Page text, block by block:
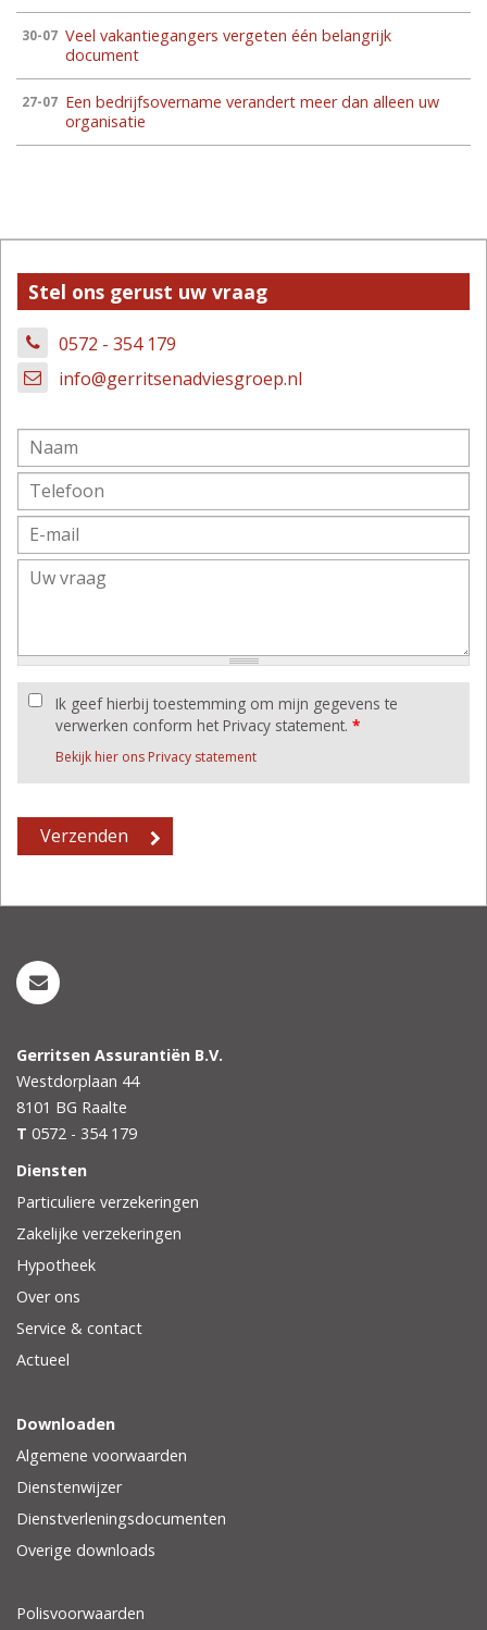
30-07 Veel vakantiegangers vergeten één belangrijk
document
27-07 Een bedrijfsovername verandert meer dan alleen uw
organisatie
Stel ons gerust uw vraag
0572 - 354 179
info@gerritsenadviesgroep.nl
Ik geef hierbij toestemming om mijn gegevens te
verwerken conform het Privacy statement. *
Bekijk hier ons Privacy statement
Gerritsen Assurantiën B.V.
Westdorplaan 44
8101 BG Raalte
T 0572 - 354 179
Diensten
Particuliere verzekeringen
Zakelijke verzekeringen
Hypotheek
Over ons
Service & contact
Actueel
Downloaden
Algemene voorwaarden
Dienstenwijzer
Dienstverleningsdocumenten
Overige downloads
Polisvoorwaarden